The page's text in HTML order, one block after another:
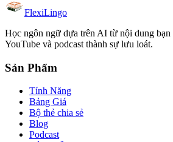
FlexiLingo
Học ngôn ngữ dựa trên AI từ nội dung bạn
YouTube và podcast thành sự lưu loát.
Sản Phẩm
Tính Năng
Bảng Giá
Bộ thẻ chia sẻ
Blog
Podcast